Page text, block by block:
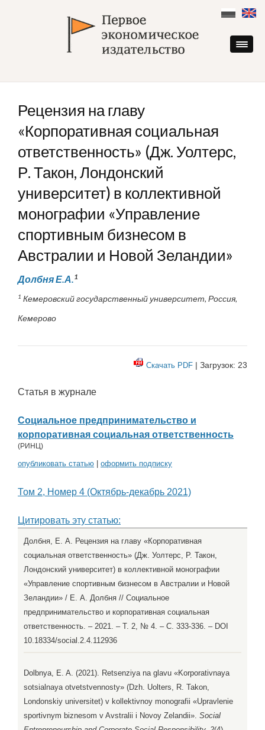
content
Рецензия на главу
«Корпоративная социальная
ответственность» (Дж. Уолтерс,
Р. Такон, Лондонский
университет) в коллективной
монографии «Управление
спортивным бизнесом в
Австралии и Новой Зеландии»
Долбня Е.А.1
1 Кемеровский государственный университет, Россия,
Кемерово
Скачать PDF | Загрузок: 23
Статья в журнале
Социальное предпринимательство и
корпоративная социальная ответственность
(РИНЦ)
опубликовать статью оформить подписку
Том 2, Номер 4 (Октябрь-декабрь 2021)
Цитировать эту статью:
Долбня, Е. А. Рецензия на главу «Корпоративная
социальная ответственность» (Дж. Уолтерс, Р. Такон,
Лондонский университет) в коллективной монографии
«Управление спортивным бизнесом в Австралии и Новой
Зеландии» / Е. А. Долбня // Социальное
предпринимательство и корпоративная социальная
ответственность. – 2021. – Т. 2, № 4. – С. 333-336. – DOI
10.18334/social.2.4.112936
Dolbnya, E. A. (2021). Retsenziya na glavu «Korporativnaya
sotsialnaya otvetstvennosty» (Dzh. Uolters, R. Takon,
Londonskiy universitet) v kollektivnoy monografii «Upravlenie
sportivnym biznesom v Avstralii i Novoy Zelandii». Social